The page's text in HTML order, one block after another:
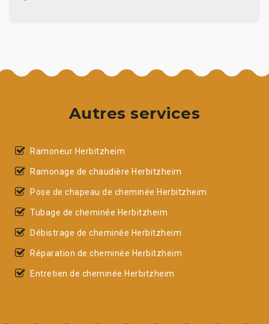
Autres services
Ramoneur Herbitzheim
Ramonage de chaudière Herbitzheim
Pose de chapeau de cheminée Herbitzheim
Tubage de cheminée Herbitzheim
Débistrage de cheminée Herbitzheim
Réparation de cheminée Herbitzheim
Entretien de cheminée Herbitzheim